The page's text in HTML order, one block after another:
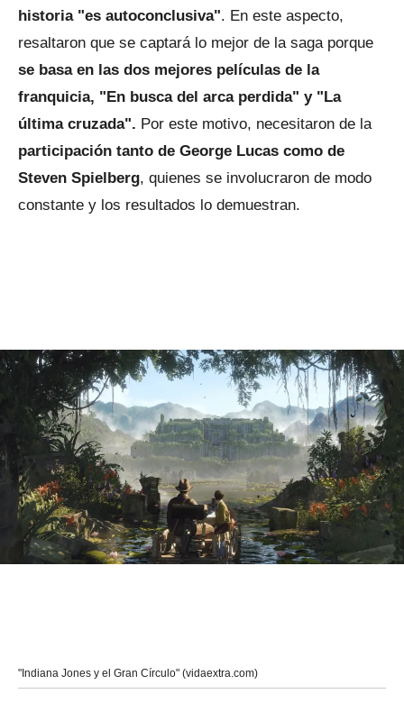
historia "es autoconclusiva". En este aspecto,
resaltaron que se captará lo mejor de la saga porque
se basa en las dos mejores películas de la
franquicia, "En busca del arca perdida" y "La
última cruzada". Por este motivo, necesitaron de la
participación tanto de George Lucas como de
Steven Spielberg, quienes se involucraron de modo
constante y los resultados lo demuestran.
"Indiana Jones y el Gran Círculo" (vidaextra.com)